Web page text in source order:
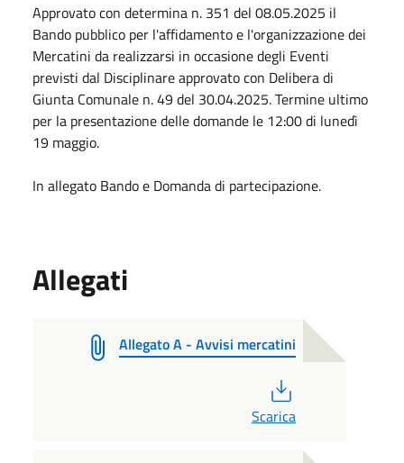
Approvato con determina n. 351 del 08.05.2025 il
Bando pubblico per l'affidamento e l'organizzazione dei
Mercatini da realizzarsi in occasione degli Eventi
previsti dal Disciplinare approvato con Delibera di
Giunta Comunale n. 49 del 30.04.2025. Termine ultimo
per la presentazione delle domande le 12:00 di lunedì
19 maggio.
In allegato Bando e Domanda di partecipazione.
Allegati
Allegato A - Avvisi mercatini
Scarica